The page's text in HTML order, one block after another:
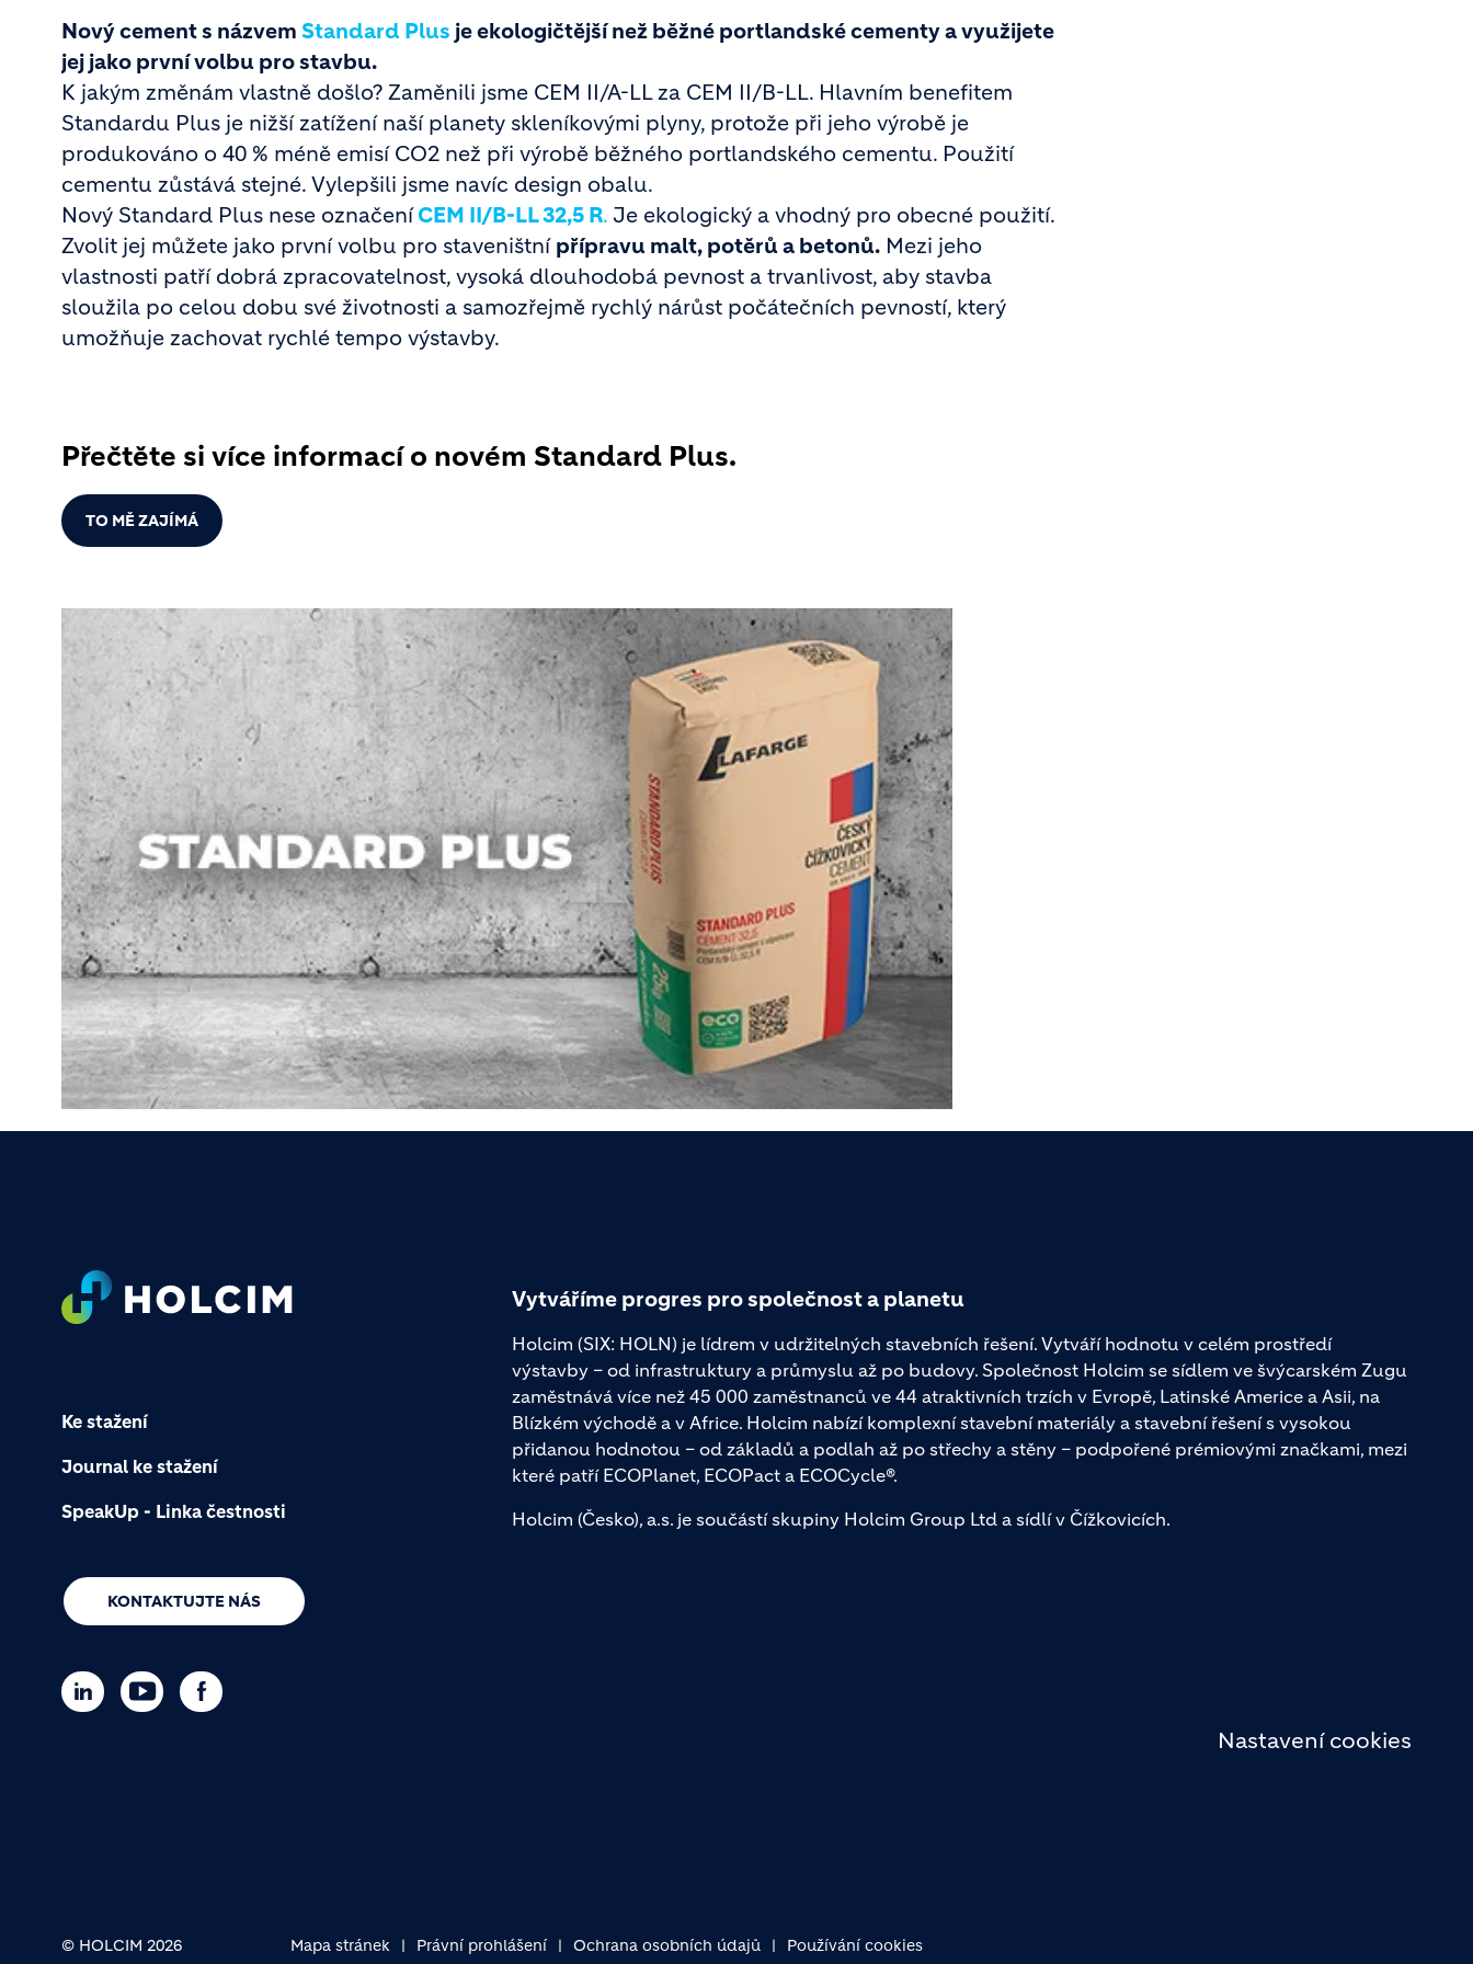
Nový cement s názvem Standard Plus je ekologičtější než běžné portlandské cementy a využijete
jej jako první volbu pro stavbu.
K jakým změnám vlastně došlo? Zaměnili jsme CEM II/A-LL za CEM II/B-LL. Hlavním benefitem
Standardu Plus je nižší zatížení naší planety skleníkovými plyny, protože při jeho výrobě je
produkováno o 40 % méně emisí CO2 než při výrobě běžného portlandského cementu. Použití
cementu zůstává stejné. Vylepšili jsme navíc design obalu.
Nový Standard Plus nese označení CEM II/B-LL 32,5 R. Je ekologický a vhodný pro obecné použití.
Zvolit jej můžete jako první volbu pro staveništní přípravu malt, potěrů a betonů. Mezi jeho
vlastnosti patří dobrá zpracovatelnost, vysoká dlouhodobá pevnost a trvanlivost, aby stavba
sloužila po celou dobu své životnosti a samozřejmě rychlý nárůst počátečních pevností, který
umožňuje zachovat rychlé tempo výstavby.
Přečtěte si více informací o novém Standard Plus.
TO MĚ ZAJÍMÁ
Ke stažení
Journal ke stažení
SpeakUp - Linka čestnosti
KONTAKTUJTE NÁS
Vytváříme progres pro společnost a planetu
Holcim (SIX: HOLN) je lídrem v udržitelných stavebních řešení. Vytváří hodnotu v celém prostředí
výstavby – od infrastruktury a průmyslu až po budovy. Společnost Holcim se sídlem ve švýcarském Zugu
zaměstnává více než 45 000 zaměstnanců ve 44 atraktivních trzích v Evropě, Latinské Americe a Asii, na
Blízkém východě a v Africe. Holcim nabízí komplexní stavební materiály a stavební řešení s vysokou
přidanou hodnotou – od základů a podlah až po střechy a stěny – podpořené prémiovými značkami, mezi
které patří ECOPlanet, ECOPact a ECOCycle®.
Holcim (Česko), a.s. je součástí skupiny Holcim Group Ltd a sídlí v Čížkovicích.
Nastavení cookies
Footer bottom
© HOLCIM 2026 Mapa stránek Právní prohlášení Ochrana osobních údajů Používání cookies